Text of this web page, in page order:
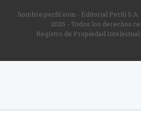
hombre.perfil.com - Editorial Perfil S.A.
2026 - Todos los derechos
Registro de Propiedad